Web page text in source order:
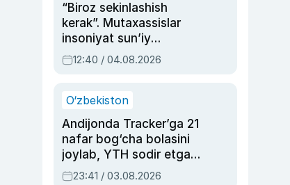
“Biroz sekinlashish
kerak”. Mutaxassislar
insoniyat sun’iy
intellektni boshqara
olmay qolishidan xavotir
12:40 / 04.08.2026
O‘zbekiston
Andijonda Tracker’ga 21
nafar bog‘cha bolasini
joylab, YTH sodir etgan
ayolga sud hukmi o‘qildi
23:41 / 03.08.2026